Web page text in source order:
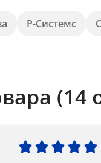
Р-Системс
(14